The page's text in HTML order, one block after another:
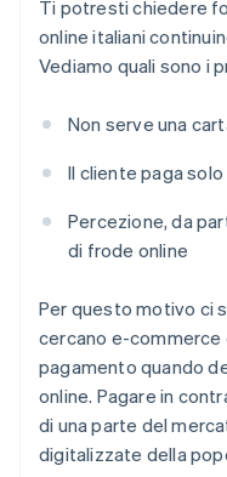
Ti potresti chiedere
online italiani
Vediamo quali sono i
Non serve una
Il cliente paga
Percezione, da
di frode online
Per questo motivo ci
cercano e-
pagamento quando
online. Pagare in
di una parte del
digitalizzate della